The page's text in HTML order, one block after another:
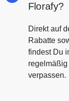
Florafy?
Direkt auf
Rabatte
findest Du
regelmäßig
verpassen.